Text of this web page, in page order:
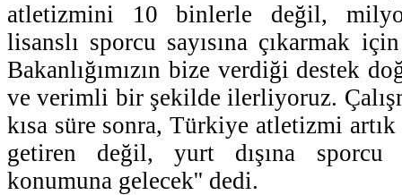
atletizmini 10 binlerle değil,
lisanslı sporcu sayısına çıkarmak
Bakanlığımızın bize verdiği destek
ve verimli bir şekilde ilerliyoruz.
kısa süre sonra, Türkiye atletizmi artık
getiren değil, yurt dışına
konumuna gelecek'' dedi.